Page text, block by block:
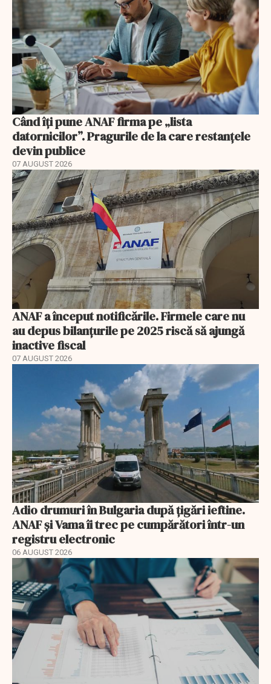
Când îți pune ANAF firma pe „lista
datornicilor”. Pragurile de la care restanțele
devin publice
07 AUGUST 2026
ANAF a început notificările. Firmele care nu
au depus bilanțurile pe 2025 riscă să ajungă
inactive fiscal
07 AUGUST 2026
Adio drumuri în Bulgaria după țigări ieftine.
ANAF și Vama îi trec pe cumpărători într-un
registru electronic
06 AUGUST 2026